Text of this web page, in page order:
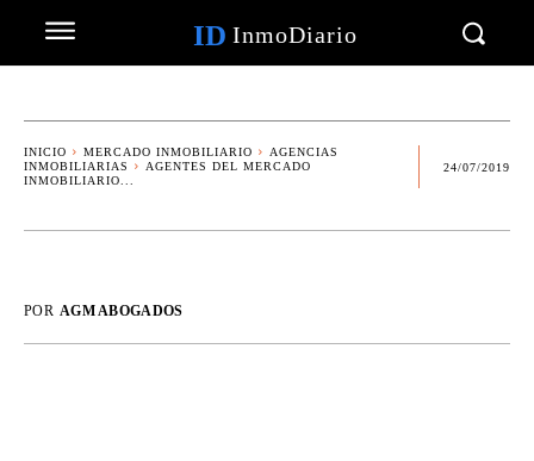
ID InmoDiario
INICIO MERCADO INMOBILIARIO
AGENCIAS
INMOBILIARIAS
AGENTES DEL MERCADO
INMOBILIARIO...
24/07/2019
POR AGM ABOGADOS